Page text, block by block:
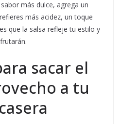
más dulce, agrega un
más acidez, un toque
que la salsa refleje tu estilo y
sacar el
a tu